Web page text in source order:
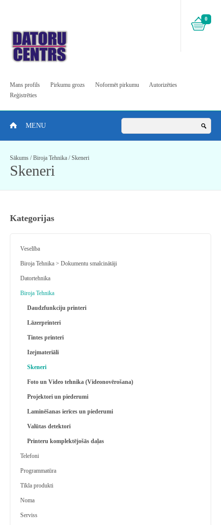
0
Mans profils Pirkumu grozs Noformēt pirkumu
Autorizēties
Reģistrēties
MENU
Sākums /Biroja Tehnika /Skeneri
Skeneri
Kategorijas
Veselība
Biroja Tehnika > Dokumentu smalcinātāji
Datortehnika
Biroja Tehnika
Daudzfunkciju printeri
Lāzerprinteri
Tintes printeri
Izejmateriāli
Skeneri
Foto un Video tehnika (Videonovērošana)
Projektori un piederumi
Laminēšanas ierīces un piederumi
Valūtas detektori
Printeru komplektējošās daļas
Telefoni
Programmatūra
Tīkla produkti
Noma
Serviss